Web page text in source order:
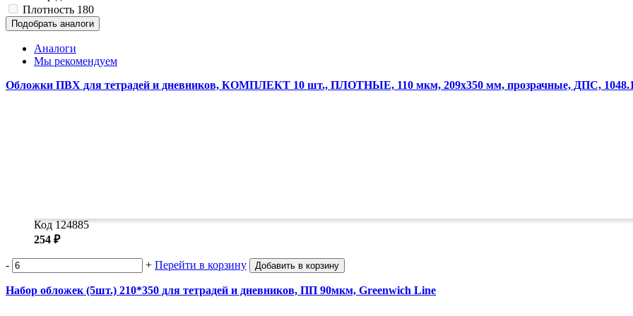
Плотность 180
Подобрать аналоги
Аналоги
Мы рекомендуем
Обложки ПВХ для тетрадей и дневников, КОМПЛЕКТ 10 шт., ПЛОТНЫЕ, 110 мкм, 209х350 мм, прозрачные, ДПС,
Код 124885
254 ₽
- + Перейти в корзину Добавить в корзину
Набор обложек (5шт.) 210*350 для тетрадей и дневников, ПП 90мкм, Greenwich Line